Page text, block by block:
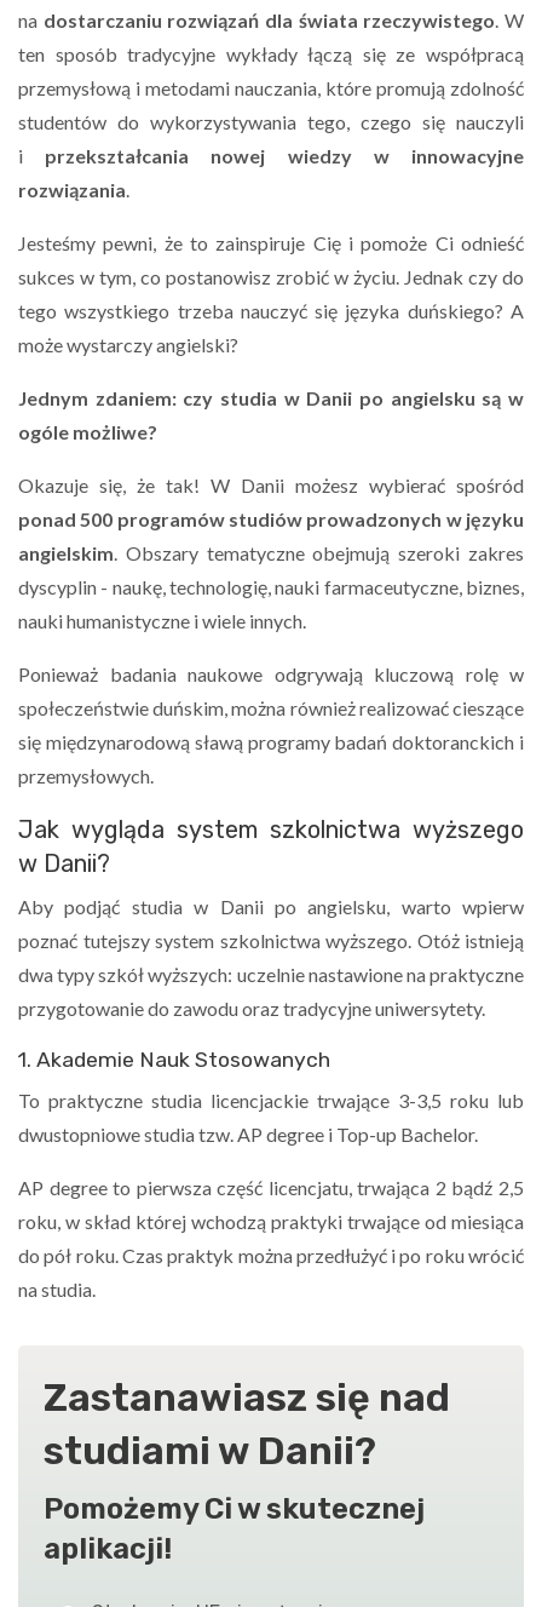
na dostarczaniu rozwiązań dla świata rzeczywistego. W
ten sposób tradycyjne wykłady łączą się ze współpracą
przemysłową i metodami nauczania, które promują zdolność
studentów do wykorzystywania tego, czego się nauczyli
i przekształcania nowej wiedzy w innowacyjne
rozwiązania.
Jesteśmy pewni, że to zainspiruje Cię i pomoże Ci odnieść
sukces w tym, co postanowisz zrobić w życiu. Jednak czy do
tego wszystkiego trzeba nauczyć się języka duńskiego? A
może wystarczy angielski?
Jednym zdaniem: czy studia w Danii po angielsku są w
ogóle możliwe?
Okazuje się, że tak! W Danii możesz wybierać spośród
ponad 500 programów studiów prowadzonych w języku
angielskim. Obszary tematyczne obejmują szeroki zakres
dyscyplin - naukę, technologię, nauki farmaceutyczne, biznes,
nauki humanistyczne i wiele innych.
Ponieważ badania naukowe odgrywają kluczową rolę w
społeczeństwie duńskim, można również realizować cieszące
się międzynarodową sławą programy badań doktoranckich i
przemysłowych.
Jak wygląda system szkolnictwa wyższego
w Danii?
Aby podjąć studia w Danii po angielsku, warto wpierw
poznać tutejszy system szkolnictwa wyższego. Otóż istnieją
dwa typy szkół wyższych: uczelnie nastawione na praktyczne
przygotowanie do zawodu oraz tradycyjne uniwersytety.
1. Akademie Nauk Stosowanych
To praktyczne studia licencjackie trwające 3-3,5 roku lub
dwustopniowe studia tzw. AP degree i Top-up Bachelor.
AP degree to pierwsza część licencjatu, trwająca 2 bądź 2,5
roku, w skład której wchodzą praktyki trwające od miesiąca
do pół roku. Czas praktyk można przedłużyć i po roku wrócić
na studia.
Zastanawiasz się nad
studiami w Danii?
Pomożemy Ci w skutecznej
aplikacji!